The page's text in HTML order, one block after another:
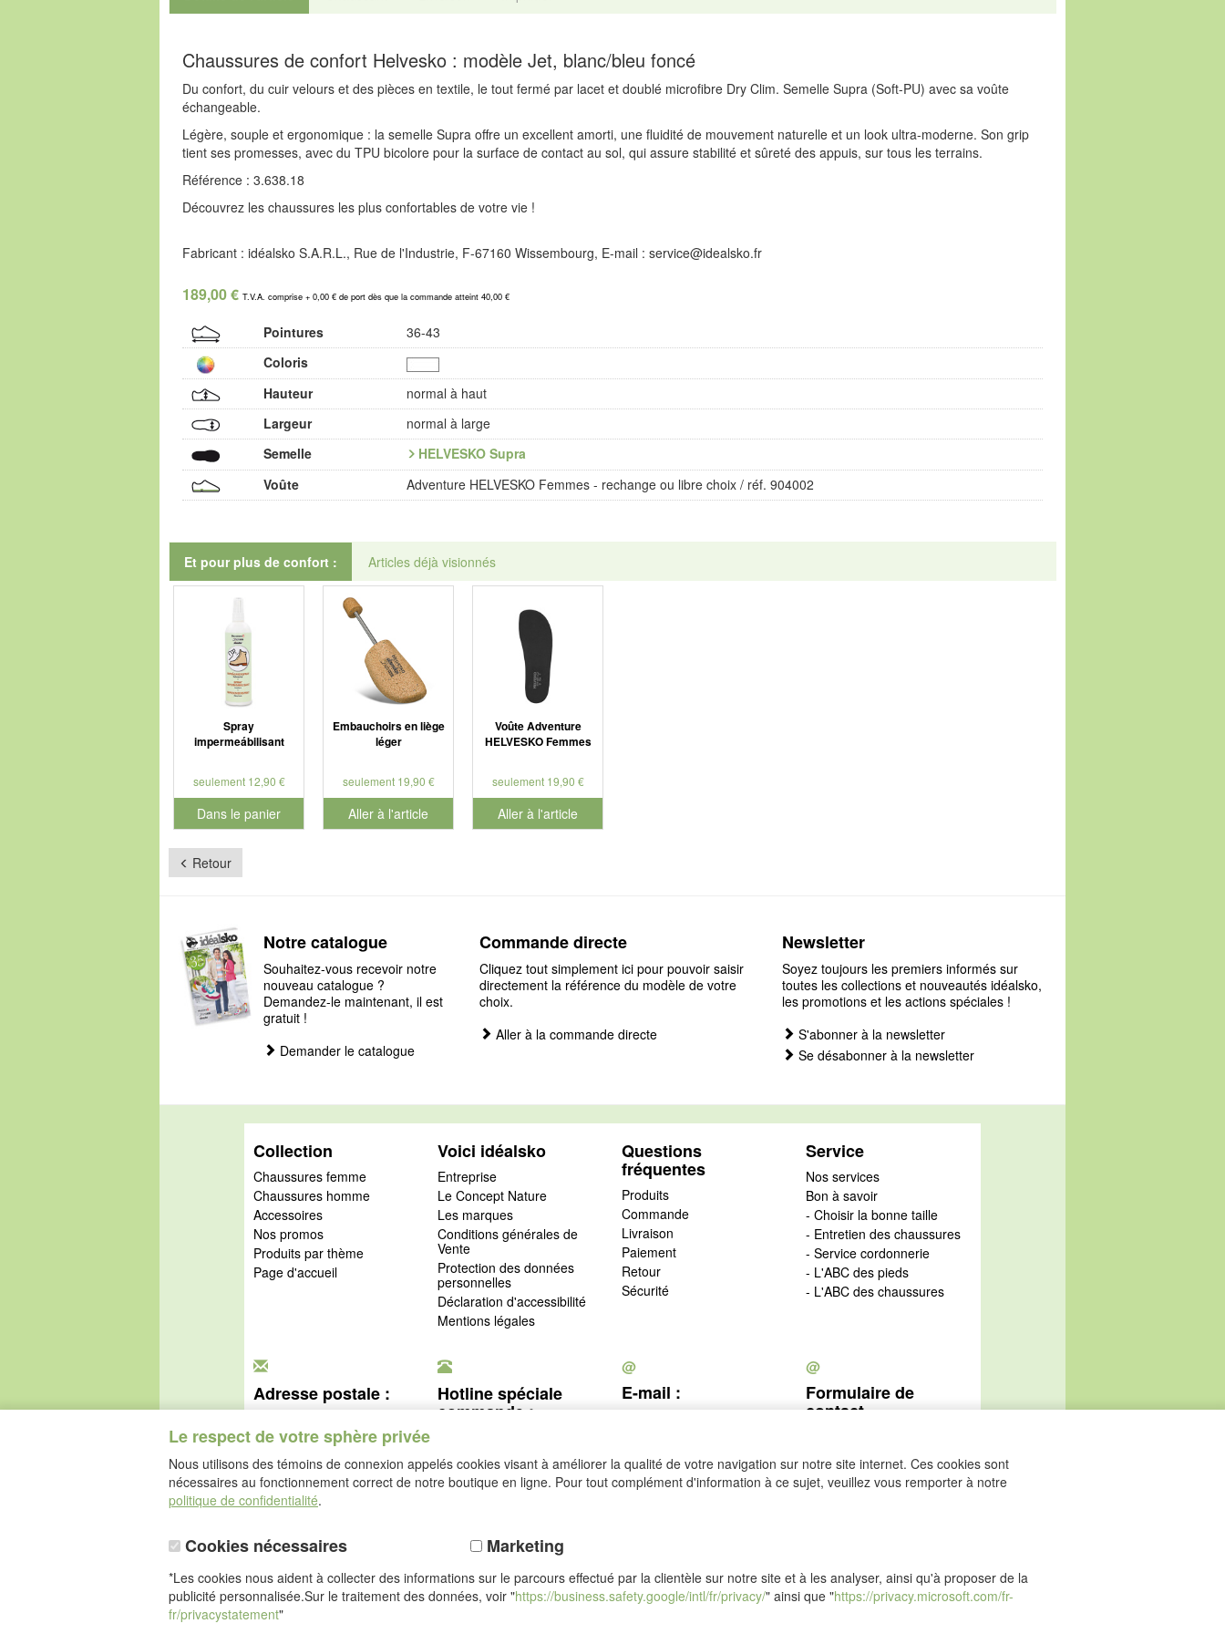
Chaussures de confort Helvesko : modèle Jet, blanc/bleu foncé
Du confort, du cuir velours et des pièces en textile, le tout fermé par lacet et doublé microfibre Dry Clim. Semelle Supra (Soft-PU) avec sa voûte
échangeable.
Légère, souple et ergonomique : la semelle Supra offre un excellent amorti, une fluidité de mouvement naturelle et un look ultra-moderne. Son grip
tient ses promesses, avec du TPU bicolore pour la surface de contact au sol, qui assure stabilité et sûreté des appuis, sur tous les terrains.
Référence : 3.638.18
Découvrez les chaussures les plus confortables de votre vie !
Fabricant : idéalsko S.A.R.L., Rue de l'Industrie, F-67160 Wissembourg, E-mail : service@idealsko.fr
189,00 € T.V.A. comprise + 0,00 € de port dès que la commande atteint 40,00 €
Pointures
36-43
Coloris
Hauteur
normal à haut
Largeur
normal à large
Semelle
HELVESKO Supra
Voûte
Adventure HELVESKO Femmes - rechange ou libre choix / réf. 904002
Et pour plus de confort : Articles déjà visionnés
Spray
impermeábilisant
seulement 12,90 €
Dans le panier
pour le numéro de produit 901126
Embauchoirs en liège
léger
seulement 19,90 €
Aller à l'article
Voûte Adventure
HELVESKO Femmes
seulement 19,90 €
Aller à l'article
Retour
Le respect de votre sphère privée
Nous utilisons des témoins de connexion appelés cookies visant à améliorer la qualité de votre navigation sur notre site internet. Ces cookies sont
nécessaires au fonctionnement correct de notre boutique en ligne. Pour tout complément d'information à ce sujet, veuillez vous remporter à notre
politique de confidentialité.
Cookies nécessaires Marketing
*Les cookies nous aident à collecter des informations sur le parcours effectué par la clientèle sur notre site et à les analyser, ainsi qu'à proposer de la
publicité personnalisée.Sur le traitement des données, voir "https://business.safety.google/intl/fr/privacy/" ainsi que "https://privacy.microsoft.com/fr-
fr/privacystatement"
Notre catalogue
Souhaitez-vous recevoir notre
nouveau catalogue ?
Demandez-le maintenant, il est
gratuit !
Demander le catalogue
Commande directe
Cliquez tout simplement ici pour pouvoir saisir
directement la référence du modèle de votre
choix.
Aller à la commande directe
Newsletter
Soyez toujours les premiers informés sur
toutes les collections et nouveautés idéalsko,
les promotions et les actions spéciales !
S'abonner à la newsletter
Se désabonner à la newsletter
Collection
Chaussures femme
Chaussures homme
Accessoires
Nos promos
Produits par thème
Page d'accueil
Voici idéalsko
Entreprise
Le Concept Nature
Les marques
Conditions générales de
Vente
Protection des données
personnelles
Déclaration d'accessibilité
Mentions légales
Questions
fréquentes
Produits
Commande
Livraison
Paiement
Retour
Sécurité
Service
Nos services
Bon à savoir
- Choisir la bonne taille
- Entretien des chaussures
- Service cordonnerie
- L'ABC des pieds
- L'ABC des chaussures
Adresse postale :
Rue de l'Industrie
67160 Wissembourg
Hotline spéciale
commande :
Se rétracter
@
E-mail :
@
Formulaire de
contact